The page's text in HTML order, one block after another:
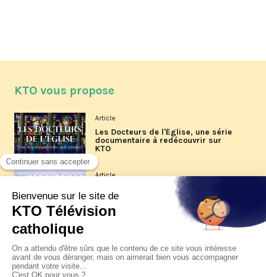
KTO vous propose
Article
Les Docteurs de l'Église, une série
documentaire à redécouvrir sur
KTO
Article
Les reportages d'été 2026 de KTO
La visite pastorale du pape Léon
XIV à Assise à suivre sur KTO le
jeudi 6 août